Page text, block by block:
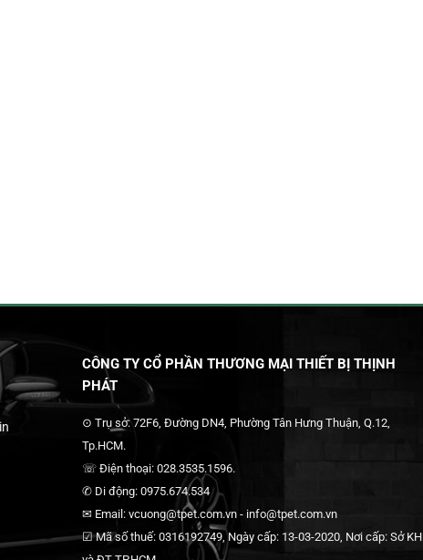
CÔNG TY CỔ PHẦN THƯƠNG MẠI THIẾT BỊ THỊNH
PHÁT
⊙ Trụ sở: 72F6, Đường DN4, Phường Tân Hưng Thuận, Q.12,
Tp.HCM.
☏ Điện thoại: 028.3535.1596.
✆ Di động: 0975.674.534
✉ Email: vcuong@tpet.com.vn - info@tpet.com.vn
☑ Mã số thuế: 0316192749, Ngày cấp: 13-03-2020, Nơi cấp: Sở KH